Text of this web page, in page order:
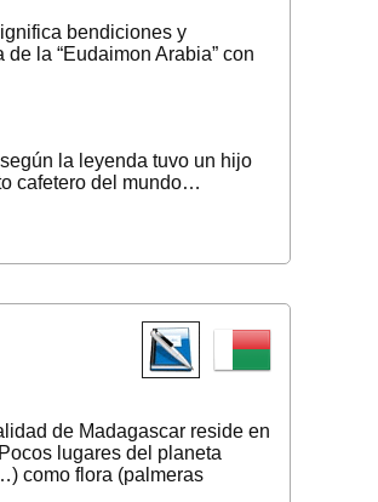
bendiciones y
la “Eudaimon Arabia” con
la leyenda tuvo un hijo
cafetero del mundo…
de Madagascar reside en
lugares del planeta
como flora (palmeras